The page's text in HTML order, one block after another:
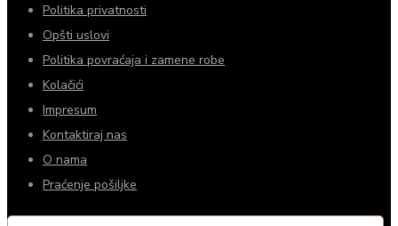
Politika privatnosti
Opšti uslovi
Politika povraćaja i zamene robe
Kolačići
Impresum
Kontaktiraj nas
O nama
Praćenje pošiljke